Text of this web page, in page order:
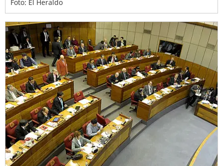
Foto: El Heraldo